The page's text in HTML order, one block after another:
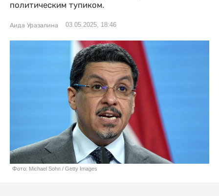
политическим тупиком.
Аида Уразалина 03.05.2025, 18:46
Фото: Michael Sohn / Getty Images